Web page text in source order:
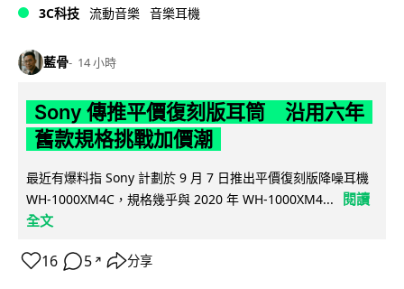
3C科技 流動音樂 音樂耳機
藍骨 14 小時
Sony 傳推平價復刻版耳筒 沿用六年
舊款規格挑戰加價潮
最近有爆料指 Sony 計劃於 9 月 7 日推出平價復刻版降噪耳機
WH-1000XM4C，規格幾乎與 2020 年 WH-1000XM4...
閱讀
全文
16 5 ↗ 分享